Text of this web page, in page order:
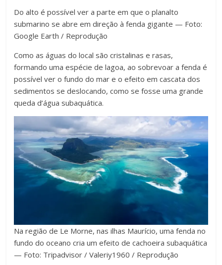
Do alto é possível ver a parte em que o planalto
submarino se abre em direção à fenda gigante — Foto:
Google Earth / Reprodução
Como as águas do local são cristalinas e rasas,
formando uma espécie de lagoa, ao sobrevoar a fenda é
possível ver o fundo do mar e o efeito em cascata dos
sedimentos se deslocando, como se fosse uma grande
queda d’água subaquática.
Na região de Le Morne, nas ilhas Maurício, uma fenda no
fundo do oceano cria um efeito de cachoeira subaquática
— Foto: Tripadvisor / Valeriy1960 / Reprodução